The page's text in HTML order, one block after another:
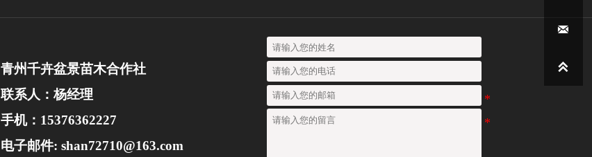
青州千卉盆景苗木合作社
联系人：杨经理
手机：15376362227
电子邮件: shan72710@163.com

